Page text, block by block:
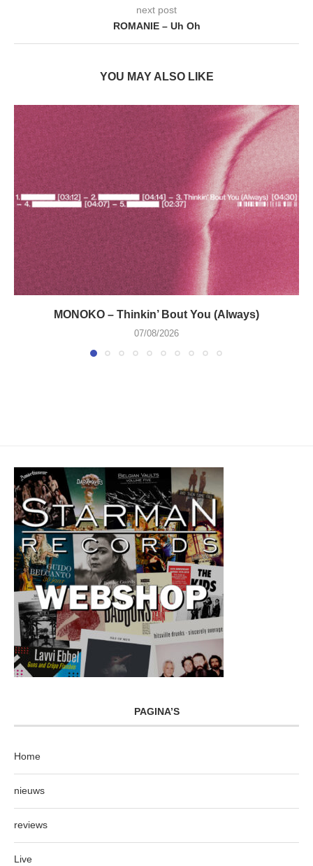
next post
ROMANIE – Uh Oh
YOU MAY ALSO LIKE
MONOKO – Thinkin’ Bout You (Always)
07/08/2026
PAGINA’S
Home
nieuws
reviews
Live